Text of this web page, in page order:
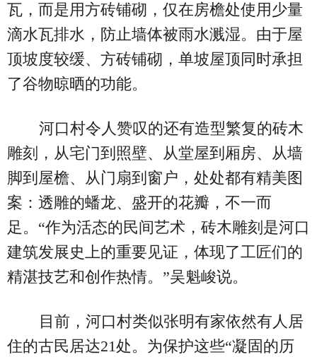
瓦，而是用方砖铺砌，仅在房檐处使用少量
滴水瓦排水，防止墙体被雨水溅湿。由于屋
顶坡度较缓、方砖铺砌，单坡屋顶同时承担
了谷物晾晒的功能。
河口村令人赞叹的还有造型繁复的砖木
雕刻，从宅门到照壁、从堂屋到厢房、从墙
脚到屋檐、从门扇到窗户，处处都有精美图
案：透雕的蟠龙、盛开的花瓣，不一而
足。“作为活态的民间艺术，砖木雕刻是河口
建筑发展史上的重要见证，体现了工匠们的
精湛技艺和创作热情。”吴魁峻说。
目前，河口村类似张明有家依然有人居
住的古民居达21处。为保护这些“凝固的历